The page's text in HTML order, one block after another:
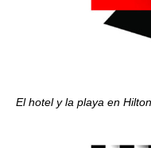
El hotel y la playa en